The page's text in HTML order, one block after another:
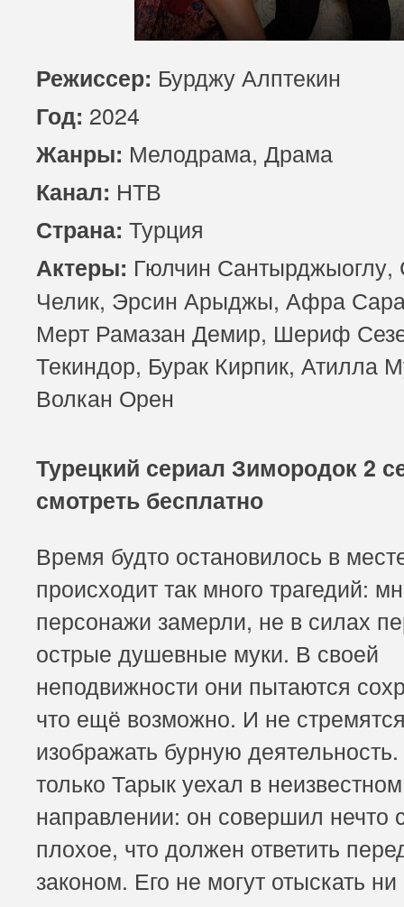
Режиссер: Бурджу Алптекин
Год: 2024
Жанры: Мелодрама, Драма
Канал: НТВ
Страна: Турция
Актеры: Гюлчин Сантырджыоглу,
Челик, Эрсин Арыджы, Афра
Мерт Рамазан Демир, Шериф
Текиндор, Бурак Кирпик, Атилла
Волкан Орен
Турецкий сериал Зимородок 2
смотреть бесплатно
Время будто остановилось в
происходит так много трагедий:
персонажи замерли, не в силах
острые душевные муки. В своей
неподвижности они пытаются
что ещё возможно. И не
изображать бурную
только Тарык уехал в неизвестном
направлении: он совершил нечто
плохое, что должен ответить
законом. Его не могут отыскать